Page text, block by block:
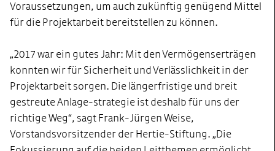
Voraussetzungen, um auch zukünftig genügend Mittel
für die Projektarbeit bereitstellen zu können.
„2017 war ein gutes Jahr: Mit den Vermögenserträgen
konnten wir für Sicherheit und Verlässlichkeit in der
Projektarbeit sorgen. Die längerfristige und breit
gestreute Anlage-strategie ist deshalb für uns der
richtige Weg“, sagt Frank-Jürgen Weise,
Vorstandsvorsitzender der Hertie-Stiftung. „Die